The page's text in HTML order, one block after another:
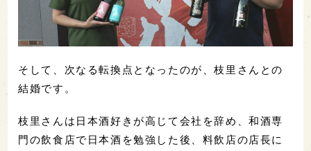
そして、次なる転換点となったのが、枝里さんとの
結婚です。
枝里さんは日本酒好きが高じて会社を辞め、和酒専
門の飲食店で日本酒を勉強した後、料飲店の店長に